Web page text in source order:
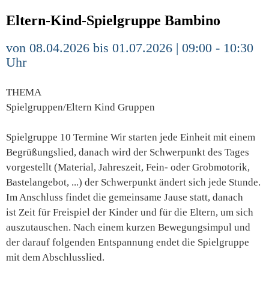
Eltern-Kind-Spielgruppe Bambino
von 08.04.2026 bis 01.07.2026 | 09:00 - 10:30
Uhr
THEMA
Spielgruppen/Eltern Kind Gruppen
Spielgruppe 10 Termine Wir starten jede Einheit mit einem
Begrüßungslied, danach wird der Schwerpunkt des Tages
vorgestellt (Material, Jahreszeit, Fein- oder Grobmotorik,
Bastelangebot, ...) der Schwerpunkt ändert sich jede Stunde.
Im Anschluss findet die gemeinsame Jause statt, danach
ist Zeit für Freispiel der Kinder und für die Eltern, um sich
auszutauschen. Nach einem kurzen Bewegungsimpul und
der darauf folgenden Entspannung endet die Spielgruppe
mit dem Abschlusslied.